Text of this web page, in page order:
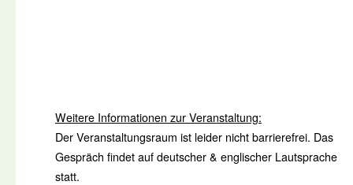
Weitere Informationen zur Veranstaltung:
Der Veranstaltungsraum ist leider nicht barrierefrei. Das
Gespräch findet auf deutscher & englischer Lautsprache
statt.